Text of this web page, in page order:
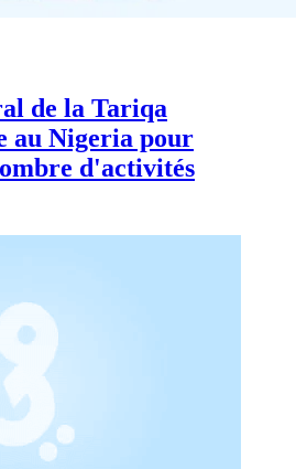
de la Tariqa
au Nigeria pour
d'activités